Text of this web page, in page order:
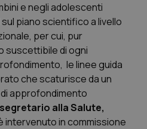
e negli adolescenti
piano scientifico a livello
per cui, pur
suscettibile di ogni
le linee guida
che scaturisce da un
approfondimento
alla Salute,
intervenuto in commissione